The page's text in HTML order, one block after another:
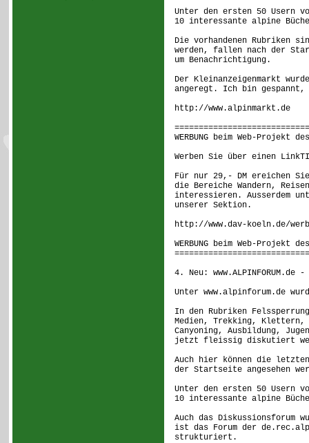
Unter den ersten 50 Usern
10 interessante alpine
Die vorhandenen Rubriken
werden, fallen nach der
um Benachrichtigung.
Der Kleinanzeigenmarkt
angeregt. Ich bin gespannt,
http://www.alpinmarkt.de
WERBUNG beim Web-Projekt
Werben Sie über einen
Für nur 29,- DM ereichen
die Bereiche Wandern,
interessieren. Ausserdem
unserer Sektion.
http://www.dav-koeln.de/
WERBUNG beim Web-Projekt
4. Neu:
Unter www.alpinforum.de
In den Rubriken
Medien, Trekking, Klettern,
Canyoning, Ausbildung,
jetzt fleissig diskutiert
Auch hier können die
der Startseite angesehen
Unter den ersten 50 Usern
10 interessante alpine
Auch das Diskussionsforum
ist das Forum der
strukturiert.